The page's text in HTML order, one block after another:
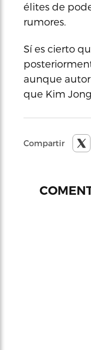
élites de
rumores.
Sí es cierto
aunque
que Kim
Compartir